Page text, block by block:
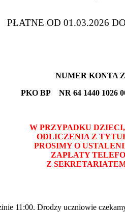
PŁATNE OD 01.03.2026
NUMER KONTA
PKO BP NR 64 1440 1026
W PRZYPADKU
ODLICZENIA Z
PROSIMY O
ZAPŁATY
Z
11:00. Drodzy uczniowie